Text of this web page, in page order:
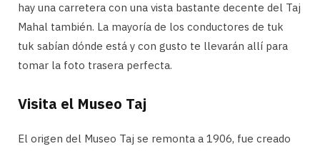
hay una carretera con una vista bastante decente del Taj
Mahal también. La mayoría de los conductores de tuk
tuk sabían dónde está y con gusto te llevarán allí para
tomar la foto trasera perfecta.
Visita el Museo Taj
El origen del Museo Taj se remonta a 1906, fue creado